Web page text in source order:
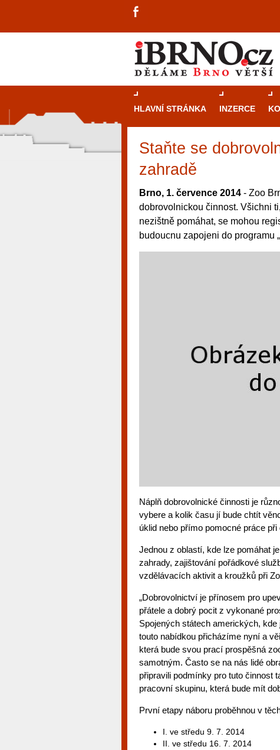
HLAVNÍ STRÁNKA INZERCE
Staňte se
zahradě
Brno, 1. července 2014 - Zoo
dobrovolnickou činnost. Všichni
nezištně pomáhat, se mohou
budoucnu zapojeni do programu
Náplň dobrovolnické činnosti je
vybere a kolik času jí bude chtít
úklid nebo přímo pomocné práce
Jednou z oblastí, kde lze pomáhat
zahrady, zajištování pořádkové
vzdělávacích aktivit a kroužků při
„Dobrovolnictví je přínosem pro
přátele a dobrý pocit z vykonané
Spojených státech amerických,
touto nabídkou přicházíme nyní a
která bude svou prací prospěšná
samotným. Často se na nás lidé
připravili podmínky pro tuto činnost
pracovní skupinu, která bude mít
První etapy náboru proběhnou v
I. ve středu 9. 7. 2014
II. ve středu 16. 7. 2014